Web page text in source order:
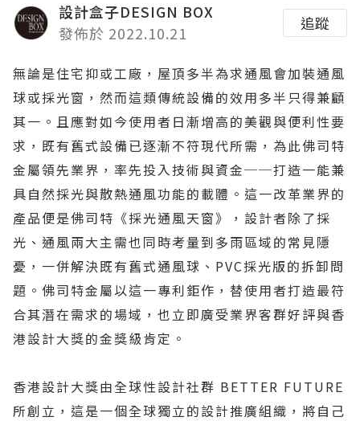
設計盒子DESIGN BOX
發佈於 2022.10.21
追蹤
無論是住宅抑或工廠，屋頂多半為求通風會加裝通風
球或採光窗，然而這類傳統設備的效用多半只得兼顧
其一。且應對如今使用者日漸增高的美觀與便利性要
求，既有舊式設備已逐漸不符現代所需，為此佛司特
金屬領先業界，率先投入技術與資金──打造一能兼
具自然採光與散熱通風功能的載體。這一改革業界的
產品便是佛司特《採光通風天窗》，設計者除了採
光、通風兩大主需也同時考量到多雨區域的常見隱
憂，一併解決既有舊式通風球、PVC採光版的拆卸問
題。佛司特金屬以這一專利鉅作，替使用者打造最符
合其潛在需求的場域，也立即廣受業界客群好評與香
港設計大獎的金獎級肯定。
香港設計大獎由全球性設計社群 BETTER FUTURE
所創立，這是一個全球獨立的設計推廣組織，將自己